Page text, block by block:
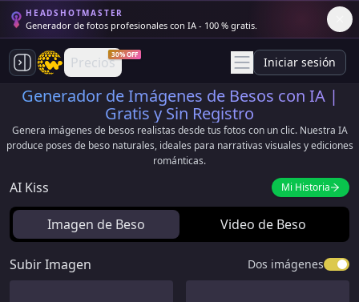
HEADSHOTMASTER
Generador de fotos profesionales con IA - 100 % gratis.
Precios30% OFF
Iniciar sesión
Generador de Imágenes de Besos con IA |
Gratis y Sin Registro
Genera imágenes de besos realistas desde tus fotos con un clic. Nuestra IA
produce poses de beso naturales, ideales para narrativas visuales y ediciones
románticas.
AI Kiss Mi Historia
Imagen de Beso Video de Beso
Subir Imagen Dos imágenes